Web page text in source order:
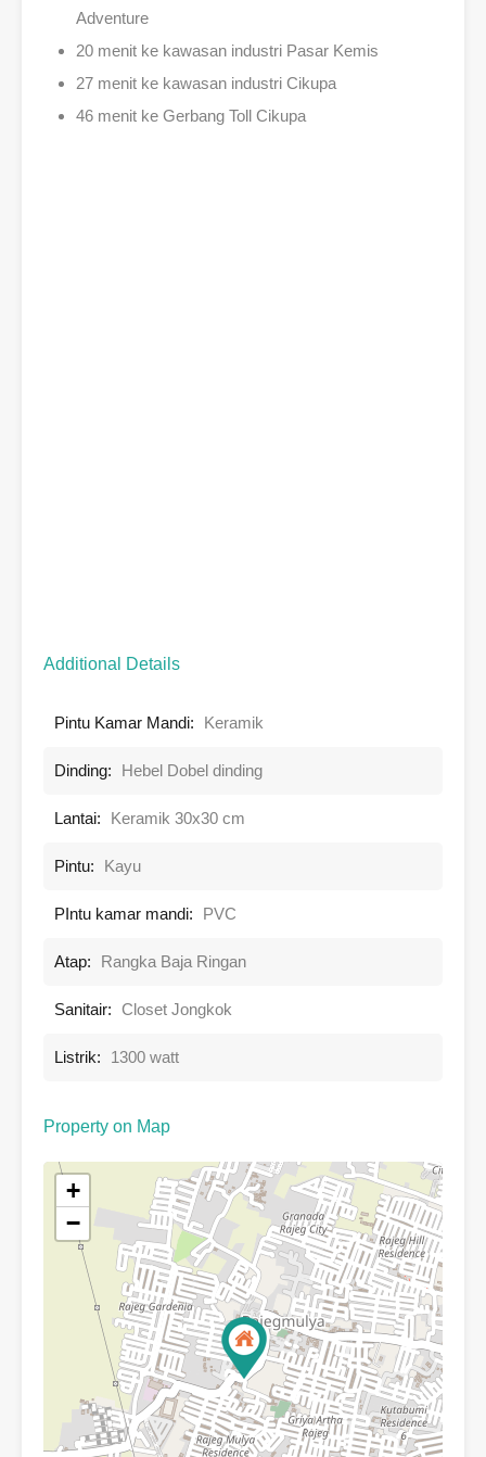
Adventure
20 menit ke kawasan industri Pasar Kemis
27 menit ke kawasan industri Cikupa
46 menit ke Gerbang Toll Cikupa
Additional Details
Pintu Kamar Mandi: Keramik
Dinding: Hebel Dobel dinding
Lantai: Keramik 30x30 cm
Pintu: Kayu
PIntu kamar mandi: PVC
Atap: Rangka Baja Ringan
Sanitair: Closet Jongkok
Listrik: 1300 watt
Property on Map
+
−